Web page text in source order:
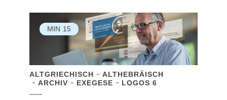
MIN 15
ALTGRIECHISCH
ALTHEBRÄISCH
ARCHIV
EXEGESE LOGOS 6